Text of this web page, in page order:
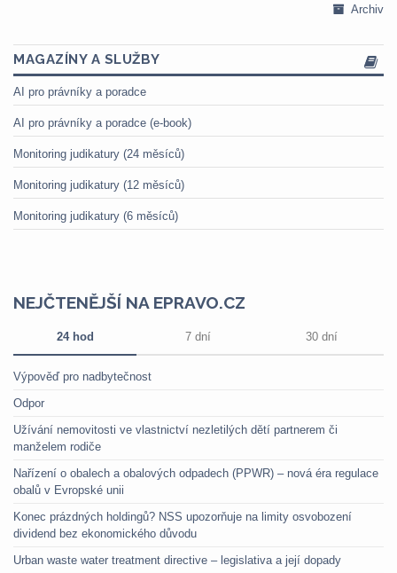
Archiv
MAGAZÍNY A SLUŽBY
AI pro právníky a poradce
AI pro právníky a poradce (e-book)
Monitoring judikatury (24 měsíců)
Monitoring judikatury (12 měsíců)
Monitoring judikatury (6 měsíců)
NEJČTENĚJŠÍ NA EPRAVO.CZ
24 hod 7 dní 30 dní
Výpověď pro nadbytečnost
Odpor
Užívání nemovitosti ve vlastnictví nezletilých dětí partnerem či
manželem rodiče
Nařízení o obalech a obalových odpadech (PPWR) – nová éra regulace
obalů v Evropské unii
Konec prázdných holdingů? NSS upozorňuje na limity osvobození
dividend bez ekonomického důvodu
Urban waste water treatment directive – legislativa a její dopady